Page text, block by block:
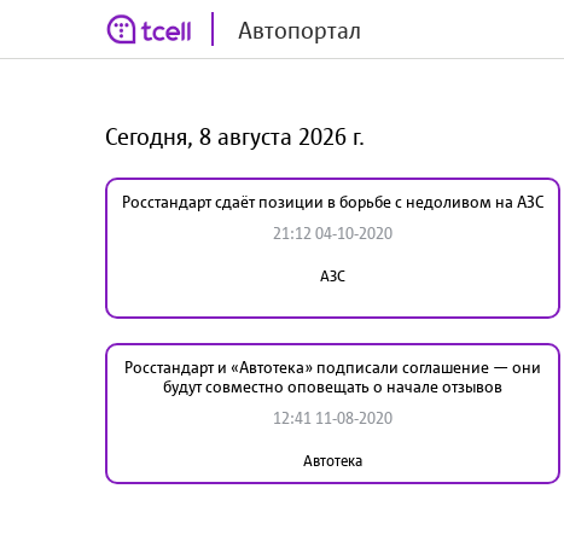
Автопортал
Сегодня, 8 августа 2026 г.
Росстандарт сдаёт позиции в борьбе с недоливом на АЗС
21:12 04-10-2020
АЗС
Росстандарт и «Автотека» подписали соглашение — они
будут совместно оповещать о начале отзывов
12:41 11-08-2020
Автотека